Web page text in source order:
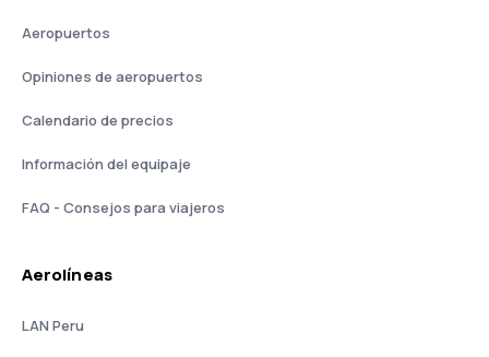
Aeropuertos
Opiniones de aeropuertos
Calendario de precios
Información del equipaje
FAQ - Consejos para viajeros
Aerolíneas
LAN Peru